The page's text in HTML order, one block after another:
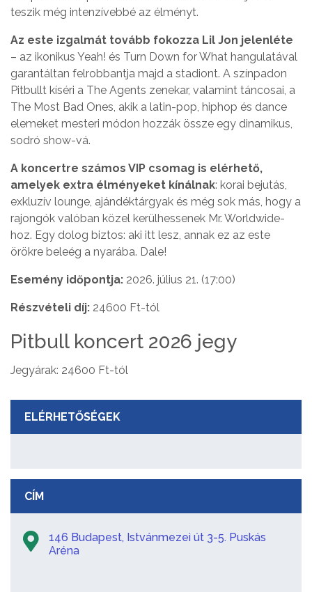
teszik még intenzívebbé az élményt.
Az este izgalmát tovább fokozza Lil Jon jelenléte
– az ikonikus Yeah! és Turn Down for What hangulatával
garantáltan felrobbantja majd a stadiont. A színpadon
Pitbullt kíséri a The Agents zenekar, valamint táncosai, a
The Most Bad Ones, akik a latin-pop, hiphop és dance
elemeket mesteri módon hozzák össze egy dinamikus,
sodró show-vá.
A koncertre számos VIP csomag is elérhető,
amelyek extra élményeket kínálnak: korai bejutás,
exkluzív lounge, ajándéktárgyak és még sok más, hogy a
rajongók valóban közel kerülhessenek Mr. Worldwide-
hoz. Egy dolog biztos: aki itt lesz, annak ez az este
örökre beleég a nyarába. Dale!
Esemény időpontja: 2026. július 21. (17:00)
Részvételi díj: 24600 Ft-tól
Pitbull koncert 2026 jegy
Jegyárak: 24600 Ft-tól
ELÉRHETŐSÉGEK
CÍM
146 Budapest, Istvánmezei út 3-5. Puskás
Aréna